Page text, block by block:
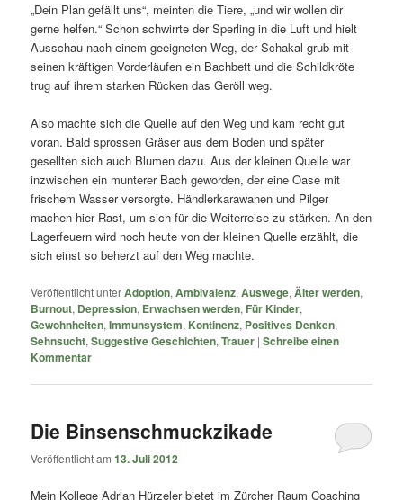
„Dein Plan gefällt uns“, meinten die Tiere, „und wir wollen dir
gerne helfen.“ Schon schwirrte der Sperling in die Luft und hielt
Ausschau nach einem geeigneten Weg, der Schakal grub mit
seinen kräftigen Vorderläufen ein Bachbett und die Schildkröte
trug auf ihrem starken Rücken das Geröll weg.
Also machte sich die Quelle auf den Weg und kam recht gut
voran. Bald sprossen Gräser aus dem Boden und später
gesellten sich auch Blumen dazu. Aus der kleinen Quelle war
inzwischen ein munterer Bach geworden, der eine Oase mit
frischem Wasser versorgte. Händlerkarawanen und Pilger
machen hier Rast, um sich für die Weiterreise zu stärken. An den
Lagerfeuern wird noch heute von der kleinen Quelle erzählt, die
sich einst so beherzt auf den Weg machte.
Veröffentlicht unterAdoption,Ambivalenz,Auswege,Älter werden,
Burnout, Depression, Erwachsen werden, Für Kinder,
Gewohnheiten,Immunsystem, Kontinenz, Positives Denken,
Sehnsucht,Suggestive Geschichten,Trauer |Schreibe einen
Kommentar
Die Binsenschmuckzikade
Veröffentlicht am13. Juli 2012
Mein Kollege Adrian Hürzeler bietet im Zürcher Raum Coaching